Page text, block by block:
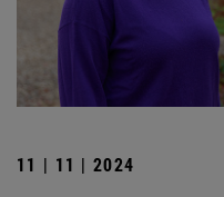
11 | 11 | 2024